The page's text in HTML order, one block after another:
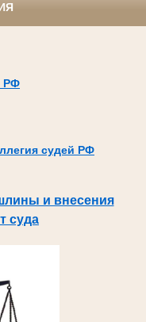
РФ
судей РФ
и внесения
суда